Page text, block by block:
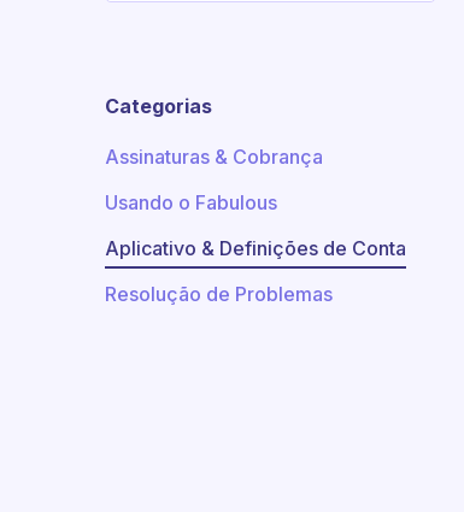
Categorias
Assinaturas & Cobrança
Usando o Fabulous
Aplicativo & Definições de Conta
Resolução de Problemas